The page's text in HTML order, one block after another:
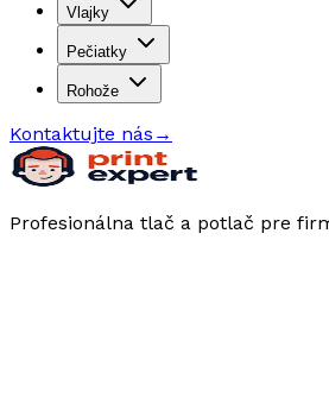
Vlajky
Pečiatky
Rohože
Kontaktujte nás →
Profesionálna tlač a potlač pre